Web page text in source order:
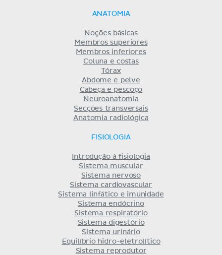
ANATOMIA
Noções básicas
Membros superiores
Membros inferiores
Coluna e costas
Tórax
Abdome e pelve
Cabeça e pescoço
Neuroanatomia
Secções transversais
Anatomia radiológica
FISIOLOGIA
Introdução à fisiologia
Sistema muscular
Sistema nervoso
Sistema cardiovascular
Sistema linfático e imunidade
Sistema endócrino
Sistema respiratório
Sistema digestório
Sistema urinário
Equilíbrio hidro-eletrolítico
Sistema reprodutor